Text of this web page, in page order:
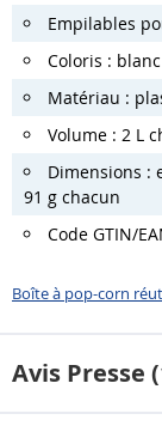
Empilables
Coloris :
Matériau :
Volume : 2 L
Dimensions :
91 g chacun
Code GTIN/
Boîte à pop-corn
Avis Presse